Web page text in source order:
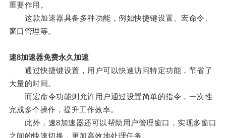
重要作用。
这款加速器具备多种功能，例如快捷键设置、宏命令、
窗口管理等。
速8加速器免费永久加速
通过快捷键设置，用户可以快速访问特定功能，节省了
大量的时间。
而宏命令功能则允许用户通过设置简单的指令，一次性
完成多个操作，提升工作效率。
此外，速8加速器还可以帮助用户管理窗口，实现多窗口
之间的快速切换，更加高效地处理任务。